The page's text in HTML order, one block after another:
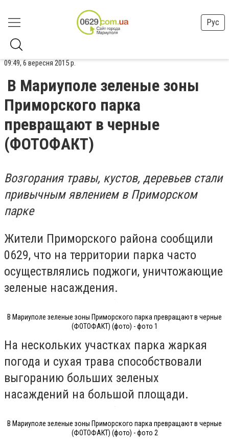
Рус
09:49, 6 вересня 2015 р.
В Мариуполе зеленые зоны
Приморского парка
превращают в черные
(ФОТОФАКТ)
Возгорания травы, кустов, деревьев стали
привычным явлением в Приморском
парке
Жители Приморского района сообщили
0629, что на территории парка часто
осуществлялись поджоги, уничтожающие
зеленые насаждения.
В Мариуполе зеленые зоны Приморского парка превращают в черные
(ФОТОФАКТ) (фото) - фото 1
На нескольких участках парка жаркая
погода и сухая трава способствовали
выгоранию больших зеленых
насаждений на большой площади.
В Мариуполе зеленые зоны Приморского парка превращают в черные
(ФОТОФАКТ) (фото) - фото 2